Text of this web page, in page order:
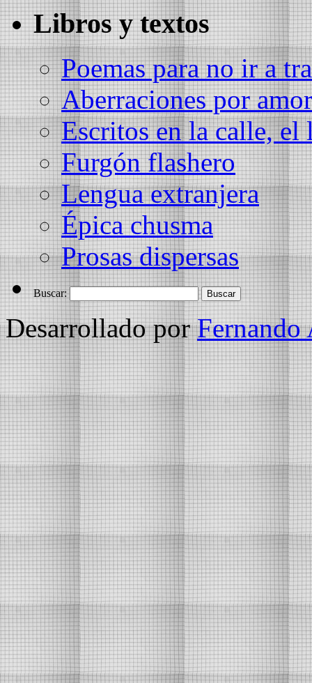
Libros y textos
Poemas para no ir a
Aberraciones por amor
Escritos en la calle, el
Furgón flashero
Lengua extranjera
Épica chusma
Prosas dispersas
Buscar:
Desarrollado porFernando